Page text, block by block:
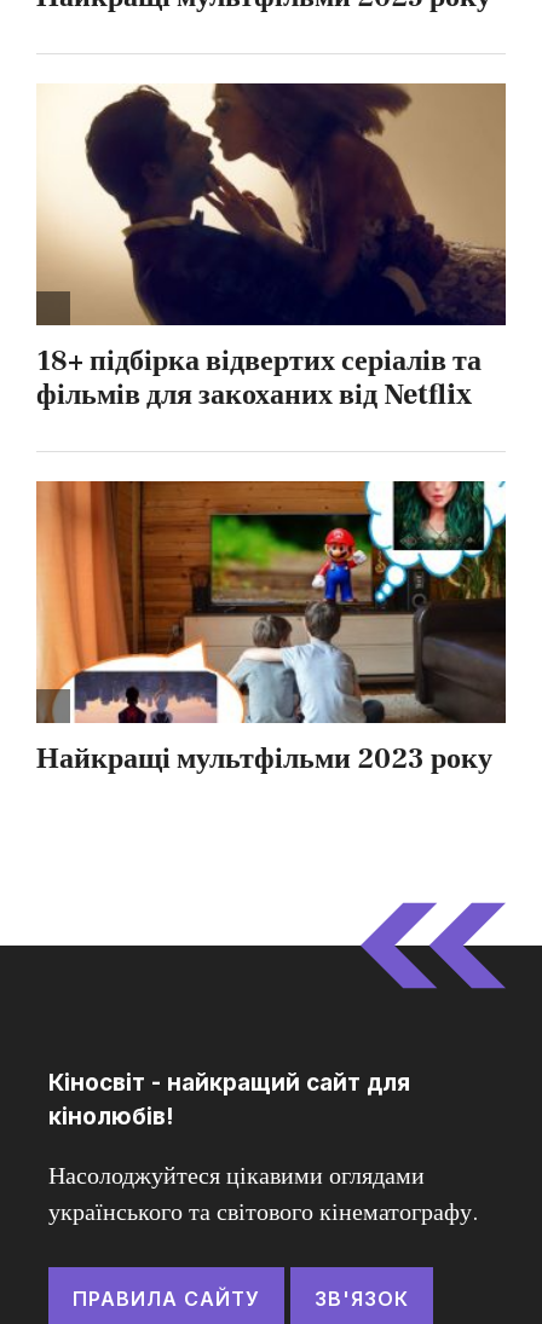
Кіносвіт - найкращий сайт для
кінолюбів!
Насолоджуйтеся цікавими оглядами
українського та світового кінематографу.
ПРАВИЛА САЙТУ ЗВ'ЯЗОК